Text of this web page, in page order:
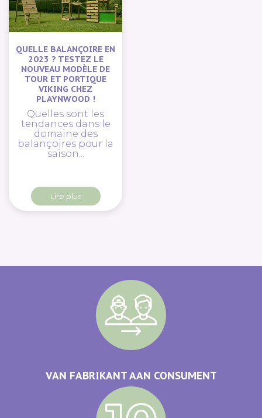
QUELLE BALANÇOIRE EN
2023 ? TESTEZ LE
NOUVEAU MODÈLE DE
TOUR ET PORTIQUE
VIKING CHEZ
PLAYNWOOD !
Quelles sont les
tendances dans le
domaine des
balançoires pour la
saison...
Lire plus
VAN FABRIKANT AAN CONSUMENT